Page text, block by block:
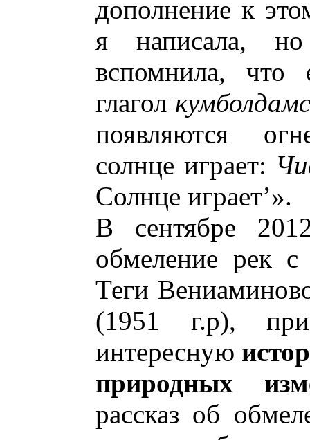
дополнение к
я написала,
вспомнила, что
глагол кумболдамс
появляются
солнце играет:
Солнце играет’».
В сентябре
обмеление рек
Теги
(1951 г.р),
интересную
природных
рассказ об